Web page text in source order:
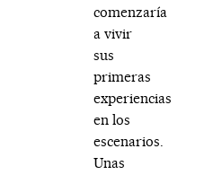
comenzaría
a vivir
sus
primeras
experiencias
en los
escenarios.
Unas